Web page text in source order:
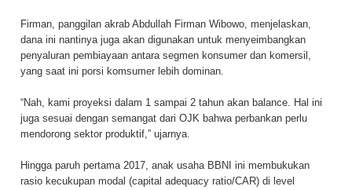
Firman, panggilan akrab Abdullah Firman Wibowo, menjelaskan,
dana ini nantinya juga akan digunakan untuk menyeimbangkan
penyaluran pembiayaan antara segmen konsumer dan komersil,
yang saat ini porsi komsumer lebih dominan.
“Nah, kami proyeksi dalam 1 sampai 2 tahun akan balance. Hal ini
juga sesuai dengan semangat dari OJK bahwa perbankan perlu
mendorong sektor produktif,” ujarnya.
Hingga paruh pertama 2017, anak usaha BBNI ini membukukan
rasio kecukupan modal (capital adequacy ratio/CAR) di level